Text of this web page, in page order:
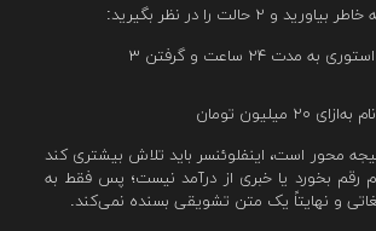
و ۲ حالت را در نظر بگیرید:
نمایش بنر دوره در استوری به مدت ۲۴ ساعت و گرفتن ۳
محور است، اینفلوئنسر باید تلاش بیشتری کند
۴۰ ثبت‌نام رقم بخورد یا خبری از درآمد نیست؛ پس فقط به
و نهایتاً یک متن تشویقی بسنده نمی‌کند.